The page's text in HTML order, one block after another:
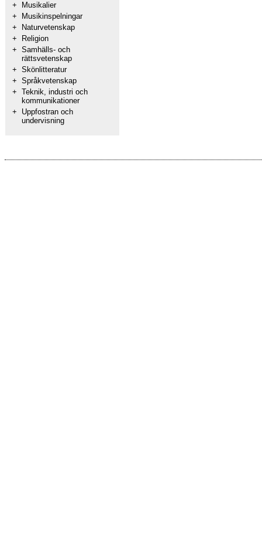
+
Musikalier
+
Musikinspelningar
+
Naturvetenskap
+
Religion
+ Samhälls- och
rättsvetenskap
+ Skönlitteratur
+ Språkvetenskap
+ Teknik, industri och
kommunikationer
+
Uppfostran och
undervisning